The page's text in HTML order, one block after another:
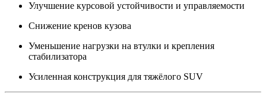
Улучшение курсовой устойчивости и управляемости
Снижение кренов кузова
Уменьшение нагрузки на втулки и крепления
стабилизатора
Усиленная конструкция для тяжёлого SUV